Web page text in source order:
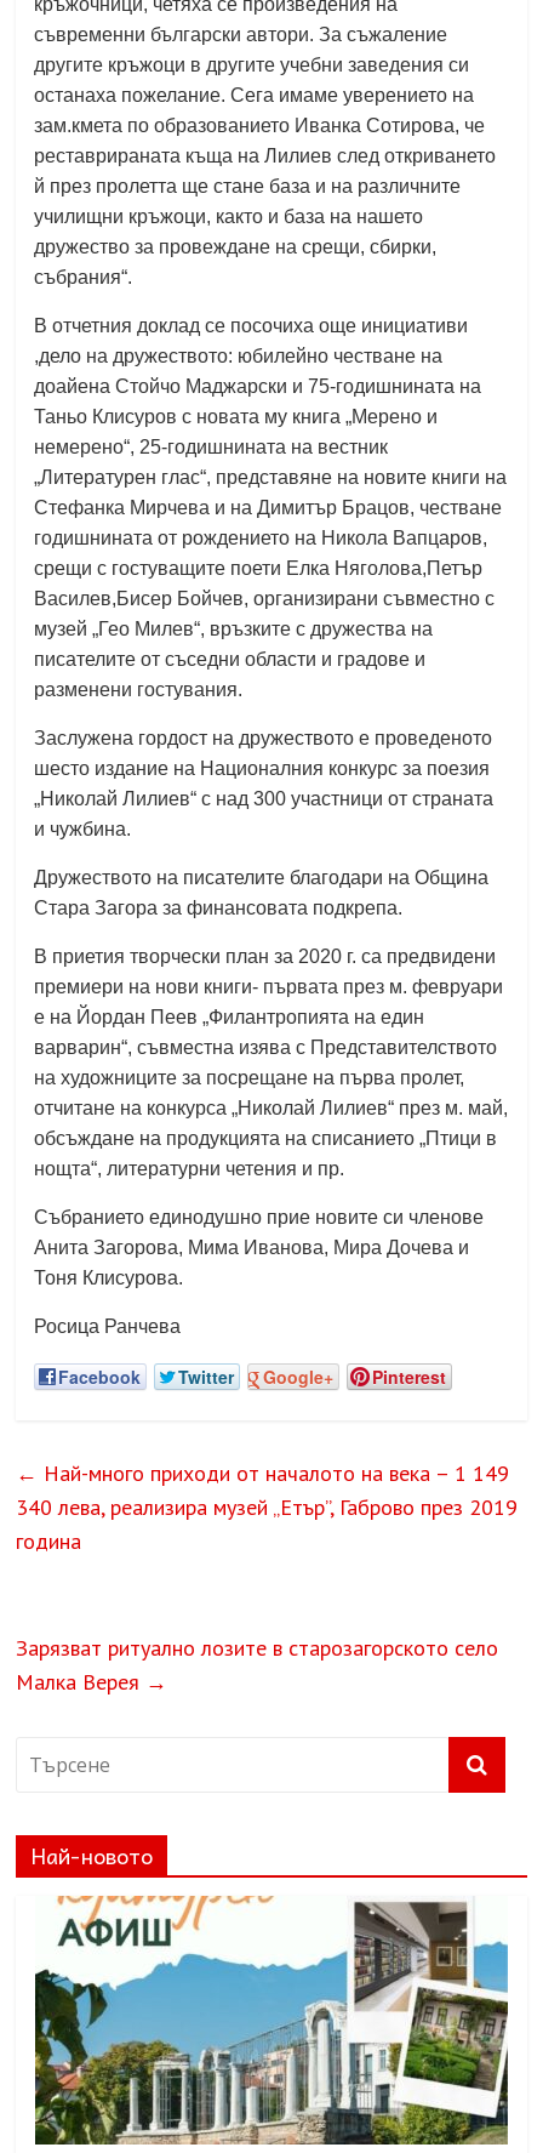
кръжочници, четяха се произведения на
съвременни български автори. За съжаление
другите кръжоци в другите учебни заведения си
останаха пожелание. Сега имаме уверението на
зам.кмета по образованието Иванка Сотирова, че
реставрираната къща на Лилиев след откриването
й през пролетта ще стане база и на различните
училищни кръжоци, както и база на нашето
дружество за провеждане на срещи, сбирки,
събрания“.
В отчетния доклад се посочиха още инициативи
,дело на дружеството: юбилейно честване на
доайена Стойчо Маджарски и 75-годишнината на
Таньо Клисуров с новата му книга „Мерено и
немерено“, 25-годишнината на вестник
„Литературен глас“, представяне на новите книги на
Стефанка Мирчева и на Димитър Брацов, честване
годишнината от рождението на Никола Вапцаров,
срещи с гостуващите поети Елка Няголова,Петър
Василев,Бисер Бойчев, организирани съвместно с
музей „Гео Милев“, връзките с дружества на
писателите от съседни области и градове и
разменени гостувания.
Заслужена гордост на дружеството е проведеното
шесто издание на Националния конкурс за поезия
„Николай Лилиев“ с над 300 участници от страната
и чужбина.
Дружеството на писателите благодари на Община
Стара Загора за финансовата подкрепа.
В приетия творчески план за 2020 г. са предвидени
премиери на нови книги- първата през м. февруари
е на Йордан Пеев „Филантропията на един
варварин“, съвместна изява с Представителството
на художниците за посрещане на първа пролет,
отчитане на конкурса „Николай Лилиев“ през м. май,
обсъждане на продукцията на списанието „Птици в
нощта“, литературни четения и пр.
Събранието единодушно прие новите си членове
Анита Загорова, Мима Иванова, Мира Дочева и
Тоня Клисурова.
Росица Ранчева
Facebook Twitter Google+ Pinterest
← Най-много приходи от началото на века – 1 149
340 лева, реализира музей „Етър”, Габрово през 2019
година
Зарязват ритуално лозите в старозагорското село
Малка Верея →
Най-новото